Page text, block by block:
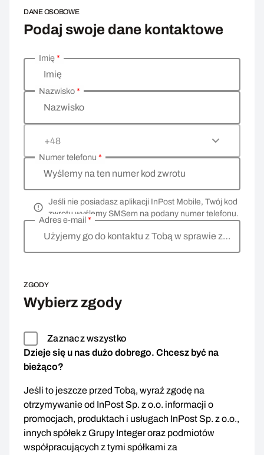
DANE OSOBOWE
Podaj swoje dane kontaktowe
Wprowadź swoje dane osobowe
Imię
Imię*
Nazwisko
Nazwisko*
+48
Wyślemy na ten numer kod zwrotu
Numer telefonu *
Jeśli nie posiadasz aplikacji InPost Mobile, Twój kod
zwrotu wyślemy SMSem na podany numer telefonu.
Użyjemy go do kontaktu z Tobą w sprawie zwrotu
Adres e-mail *
ZGODY
Wybierz zgody
Zaznacz wszystko
Dzieje się u nas dużo dobrego. Chcesz być na
bieżąco?
Jeśli to jeszcze przed Tobą, wyraź zgodę na
otrzymywanie od InPost Sp. z o.o. informacji o
promocjach, produktach i usługach InPost Sp. z o.o.,
innych spółek z Grupy Integer oraz podmiotów
współpracujących z tymi spółkami za